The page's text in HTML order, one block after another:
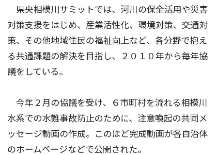
県央相模川サミットでは、河川の保全活用や災害
対策支援をはじめ、産業活性化、環境対策、交通対
策、その他地域住民の福祉向上など、各分野で抱え
る共通課題の解決を目指し、２０１０年から毎年協
議をしている。
今年２月の協議を受け、６市町村を流れる相模川
水系での水難事故防止のために、注意喚起の共同メ
ッセージ動画の作成。このほど完成動画が各自治体
のホームページなどで公開された。